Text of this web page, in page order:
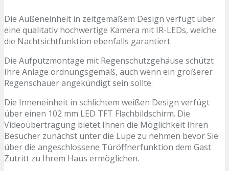
Die Außeneinheit in zeitgemäßem Design verfügt über
eine qualitativ hochwertige Kamera mit IR-LEDs, welche
die Nachtsichtfunktion ebenfalls garantiert.
Die Aufputzmontage mit Regenschutzgehäuse schützt
Ihre Anlage ordnungsgemäß, auch wenn ein größerer
Regenschauer angekündigt sein sollte.
Die Inneneinheit in schlichtem weißen Design verfügt
über einen 102 mm LED TFT Flachbildschirm. Die
Videoübertragung bietet Ihnen die Möglichkeit Ihren
Besucher zunächst unter die Lupe zu nehmen bevor Sie
über die angeschlossene Türöffnerfunktion dem Gast
Zutritt zu Ihrem Haus ermöglichen.